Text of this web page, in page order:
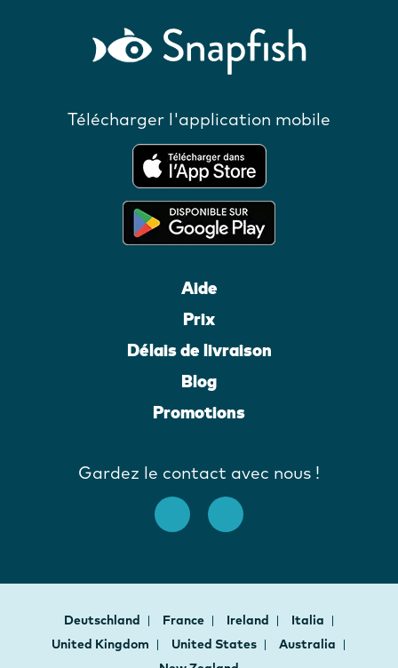
Télécharger l'application mobile
Aide
Prix
Délais de livraison
Blog
Promotions
Gardez le contact avec nous !
Deutschland France Ireland
Italia
United Kingdom
United States
Australia